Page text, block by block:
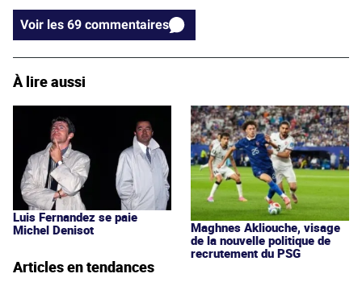
Voir les 69 commentaires
À lire aussi
Luis Fernandez se paie
Michel Denisot
Maghnes Akliouche, visage
de la nouvelle politique de
recrutement du PSG
Articles en tendances